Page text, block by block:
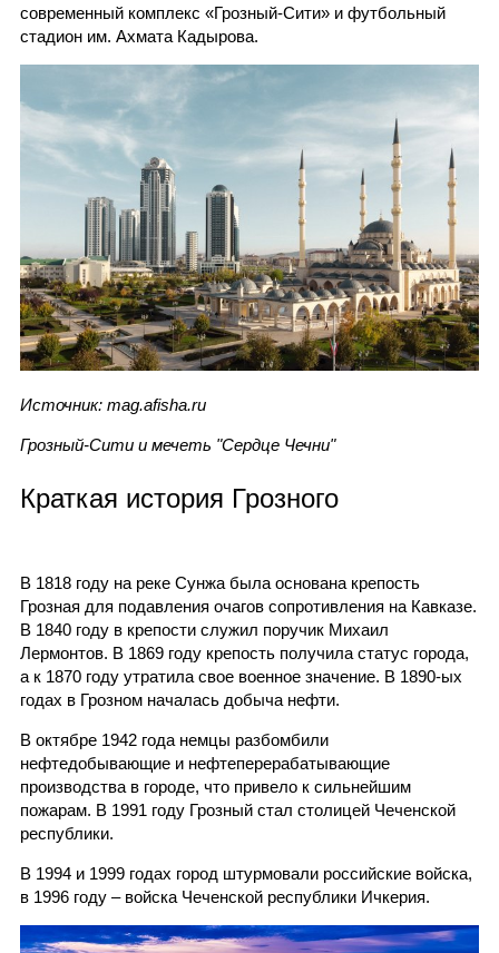
современный комплекс «Грозный-Сити» и футбольный
стадион им. Ахмата Кадырова.
Источник: mag.afisha.ru
Грозный-Сити и мечеть "Сердце Чечни"
Краткая история Грозного
В 1818 году на реке Сунжа была основана крепость
Грозная для подавления очагов сопротивления на Кавказе.
В 1840 году в крепости служил поручик Михаил
Лермонтов. В 1869 году крепость получила статус города,
а к 1870 году утратила свое военное значение. В 1890-ых
годах в Грозном началась добыча нефти.
В октябре 1942 года немцы разбомбили
нефтедобывающие и нефтеперерабатывающие
производства в городе, что привело к сильнейшим
пожарам. В 1991 году Грозный стал столицей Чеченской
республики.
В 1994 и 1999 годах город штурмовали российские войска,
в 1996 году – войска Чеченской республики Ичкерия.